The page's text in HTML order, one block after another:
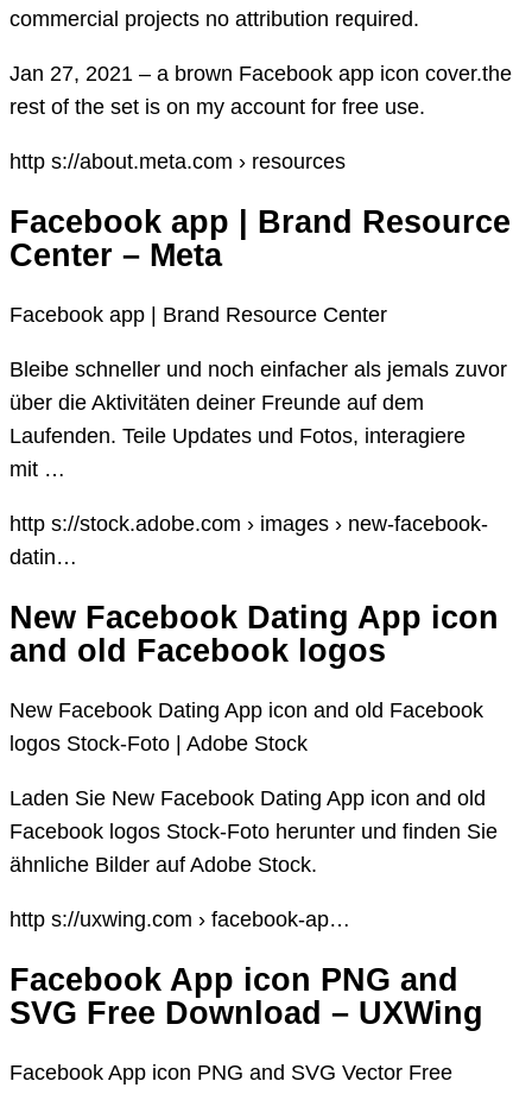
commercial projects no attribution required.
Jan 27, 2021 – a brown Facebook app icon cover.the
rest of the set is on my account for free use.
http s://about.meta.com › resources
Facebook app | Brand Resource
Center – Meta
Facebook app | Brand Resource Center
Bleibe schneller und noch einfacher als jemals zuvor
über die Aktivitäten deiner Freunde auf dem
Laufenden. Teile Updates und Fotos, interagiere
mit …
http s://stock.adobe.com › images › new-facebook-
datin…
New Facebook Dating App icon
and old Facebook logos
New Facebook Dating App icon and old Facebook
logos Stock-Foto | Adobe Stock
Laden Sie New Facebook Dating App icon and old
Facebook logos Stock-Foto herunter und finden Sie
ähnliche Bilder auf Adobe Stock.
http s://uxwing.com › facebook-ap…
Facebook App icon PNG and
SVG Free Download – UXWing
Facebook App icon PNG and SVG Vector Free